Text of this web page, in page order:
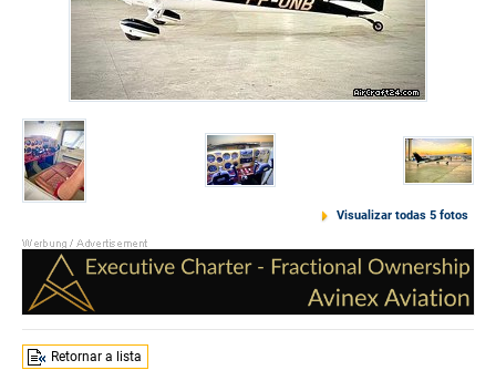
Visualizar todas 5 fotos
Retornar a lista